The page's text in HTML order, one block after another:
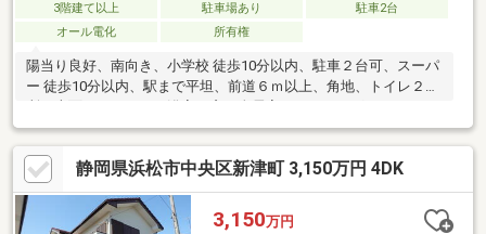
3階建て以上 駐車場あり
駐車2台
オール電化
所有権
陽当り良好、南向き、小学校 徒歩10分以内、駐車２台可、スーパ
ー 徒歩10分以内、駅まで平坦、前道６ｍ以上、角地、トイレ２ヶ
キングヒーター、３階建以上、リビング階段、食器洗乾燥機
静岡県浜松市中央区新津町 3,150万円 4DK
3,150万円